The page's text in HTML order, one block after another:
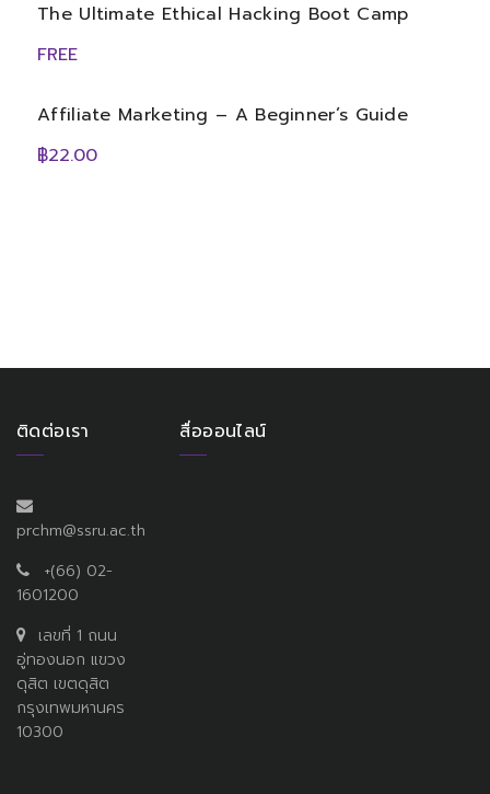
The Ultimate Ethical Hacking Boot Camp
FREE
Affiliate Marketing – A Beginner’s Guide
฿22.00
ติดต่อเรา
prchm@ssru.ac.th
+(66) 02-
1601200
เลขที่ 1 ถนน
อู่ทองนอก แขวง
ดุสิต เขตดุสิต
กรุงเทพมหานคร
10300
สื่อออนไลน์